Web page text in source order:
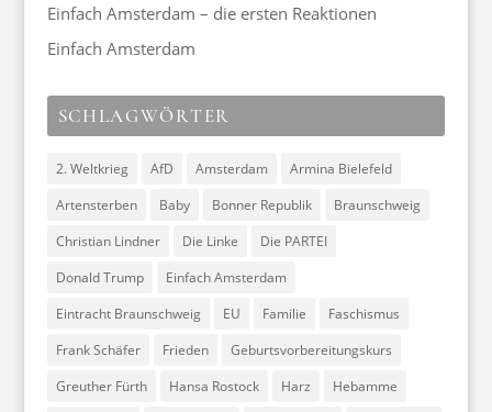
Einfach Amsterdam – die ersten Reaktionen
Einfach Amsterdam
SCHLAGWÖRTER
2. Weltkrieg AfD Amsterdam
Armina Bielefeld
Artensterben
Baby Bonner Republik
Braunschweig
Christian Lindner
Die Linke
Die PARTEI
Donald Trump
Einfach Amsterdam
Eintracht Braunschweig
EU Familie
Faschismus
Frank Schäfer
Frieden
Geburtsvorbereitungskurs
Greuther Fürth
Hansa Rostock Harz
Hebamme